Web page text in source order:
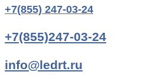
+7(855) 247-03-24
+7(855)247-03-24
info@ledrt.ru